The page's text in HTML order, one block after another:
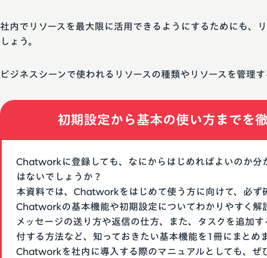
ビジネスシーンで使われるリソースの種類やリソースを管理す
社内でリソースを最大限に活用できるようにするためにも、
しょう。
初期設定から基本の使い方までを
Chatworkに登録しても、なにからはじめればよいのか分
はないでしょうか？
本資料では、Chatworkをはじめて使う方に向けて、必ず
Chatworkの基本機能や初期設定についてわかりやすく解
メッセージの送り方や返信の仕方、また、タスクを追加
付する方法など、知っておきたい基本機能を1冊にまとめ
Chatworkを社内に導入する際のマニュアルとしても、ぜ